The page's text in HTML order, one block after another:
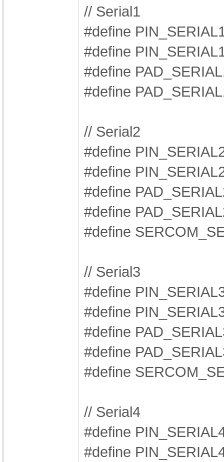
// Serial1
#define
#define
#define
#define
// Serial2
#define
#define
#define
#define
#define
// Serial3
#define
#define
#define
#define
#define
// Serial4
#define
#define